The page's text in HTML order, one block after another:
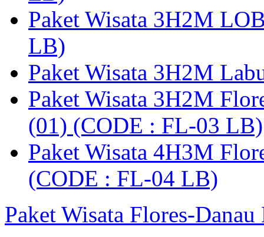
Paket Wisata 3H2M
LB)
Paket Wisata 3H2M
Paket Wisata 3H2M
(01) (CODE : FL-03 LB)
Paket Wisata 4H3M
(CODE : FL-04 LB)
Paket Wisata Flores-